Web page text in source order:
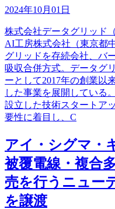
2024年10月01日
株式会社データグリッド
AI工房株式会社（東京都
グリッドを存続会社、バ
吸収合併方式。データグ
ーとして2017年の創業以
した事業を展開している
設立した技術スタートア
要性に着目し、C
アイ・シグマ・
被覆電線・複合
売を行うニュー
を譲渡